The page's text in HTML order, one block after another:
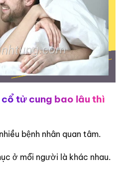
tử cung bao lâu thì
bệnh nhân quan tâm.
ở mỗi người là khác nhau.